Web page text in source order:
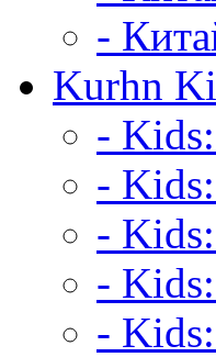
-
Kurhn
-
-
-
-
-